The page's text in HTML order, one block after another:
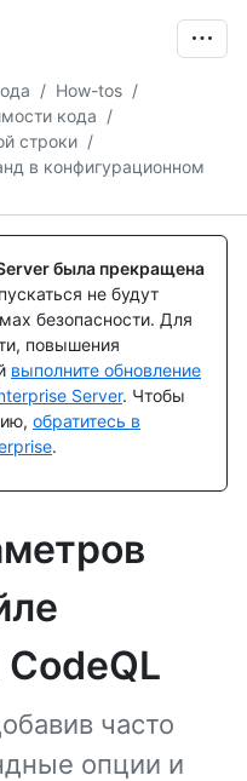
/ How-tos /
кода /
строки /
в конфигурационном
была прекращена
не будут
безопасности. Для
повышения
выполните обновление
Server. Чтобы
обратитесь в
.
часто
опции и